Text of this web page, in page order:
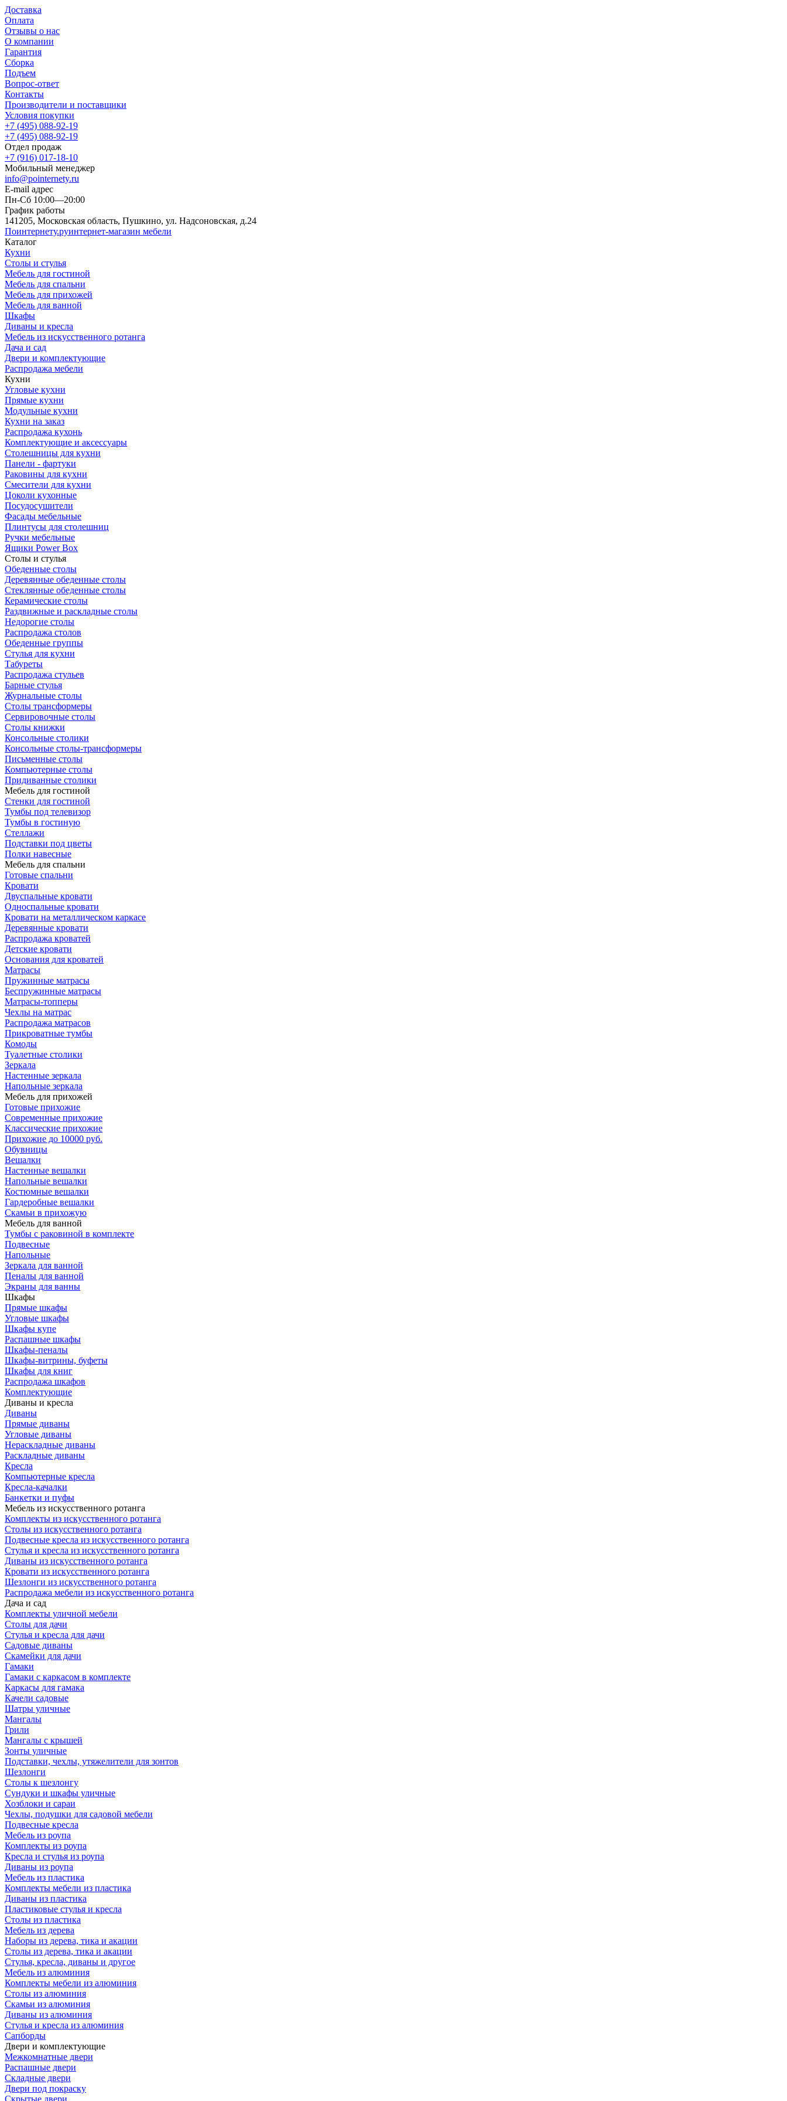
Доставка
Оплата
Отзывы о нас
О компании
Гарантия
Сборка
Подъем
Вопрос-ответ
Контакты
Производители и поставщики
Условия покупки
+7 (495) 088-92-19
+7 (495) 088-92-19
Отдел продаж
+7 (916) 017-18-10
Мобильный менеджер
info@pointernety.ru
E-mail адрес
Пн-Сб 10:00—20:00
График работы
141205, Московская область, Пушкино, ул. Надсоновская, д.24
Поинтернету.руинтернет-магазин мебели
Каталог
Кухни
Столы и стулья
Мебель для гостиной
Мебель для спальни
Мебель для прихожей
Мебель для ванной
Шкафы
Диваны и кресла
Мебель из искусственного ротанга
Дача и сад
Двери и комплектующие
Распродажа мебели
Кухни
Угловые кухни
Прямые кухни
Модульные кухни
Кухни на заказ
Распродажа кухонь
Комплектующие и аксессуары
Столешницы для кухни
Панели - фартуки
Раковины для кухни
Смесители для кухни
Цоколи кухонные
Посудосушители
Фасады мебельные
Плинтусы для столешниц
Ручки мебельные
Ящики Power Box
Столы и стулья
Обеденные столы
Деревянные обеденные столы
Стеклянные обеденные столы
Керамические столы
Раздвижные и раскладные столы
Недорогие столы
Распродажа столов
Обеденные группы
Стулья для кухни
Табуреты
Распродажа стульев
Барные стулья
Журнальные столы
Столы трансформеры
Сервировочные столы
Столы книжки
Консольные столики
Консольные столы-трансформеры
Письменные столы
Компьютерные столы
Придиванные столики
Мебель для гостиной
Стенки для гостиной
Тумбы под телевизор
Тумбы в гостиную
Стеллажи
Подставки под цветы
Полки навесные
Мебель для спальни
Готовые спальни
Кровати
Двуспальные кровати
Односпальные кровати
Кровати на металлическом каркасе
Деревянные кровати
Распродажа кроватей
Детские кровати
Основания для кроватей
Матрасы
Пружинные матрасы
Беспружинные матрасы
Матрасы-топперы
Чехлы на матрас
Распродажа матрасов
Прикроватные тумбы
Комоды
Туалетные столики
Зеркала
Настенные зеркала
Напольные зеркала
Мебель для прихожей
Готовые прихожие
Современные прихожие
Классические прихожие
Прихожие до 10000 руб.
Обувницы
Вешалки
Настенные вешалки
Напольные вешалки
Костюмные вешалки
Гардеробные вешалки
Скамьи в прихожую
Мебель для ванной
Тумбы c раковиной в комплекте
Подвесные
Напольные
Зеркала для ванной
Пеналы для ванной
Экраны для ванны
Шкафы
Прямые шкафы
Угловые шкафы
Шкафы купе
Распашные шкафы
Шкафы-пеналы
Шкафы-витрины, буфеты
Шкафы для книг
Распродажа шкафов
Комплектующие
Диваны и кресла
Диваны
Прямые диваны
Угловые диваны
Нераскладные диваны
Раскладные диваны
Кресла
Компьютерные кресла
Кресла-качалки
Банкетки и пуфы
Мебель из искусственного ротанга
Комплекты из искусственного ротанга
Столы из искусственного ротанга
Подвесные кресла из искусственного ротанга
Стулья и кресла из искусственного ротанга
Диваны из искусственного ротанга
Кровати из искусственного ротанга
Шезлонги из искусственного ротанга
Распродажа мебели из искусственного ротанга
Дача и сад
Комплекты уличной мебели
Столы для дачи
Стулья и кресла для дачи
Садовые диваны
Скамейки для дачи
Гамаки
Гамаки с каркасом в комплекте
Каркасы для гамака
Качели садовые
Шатры уличные
Мангалы
Грили
Мангалы с крышей
Зонты уличные
Подставки, чехлы, утяжелители для зонтов
Шезлонги
Столы к шезлонгу
Сундуки и шкафы уличные
Хозблоки и сараи
Чехлы, подушки для садовой мебели
Подвесные кресла
Мебель из роупа
Комплекты из роупа
Кресла и стулья из роупа
Диваны из роупа
Мебель из пластика
Комплекты мебели из пластика
Диваны из пластика
Пластиковые стулья и кресла
Столы из пластика
Мебель из дерева
Наборы из дерева, тика и акации
Столы из дерева, тика и акации
Стулья, кресла, диваны и другое
Мебель из алюминия
Комплекты мебели из алюминия
Столы из алюминия
Скамьи из алюминия
Диваны из алюминия
Стулья и кресла из алюминия
Сапборды
Двери и комплектующие
Межкомнатные двери
Распашные двери
Складные двери
Двери под покраску
Скрытые двери